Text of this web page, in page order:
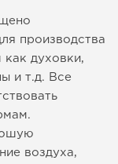
производства
как духовки,
и т.д. Все
воздуха,